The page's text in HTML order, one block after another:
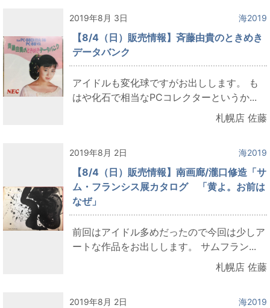
2019年8月 3日 海2019
【8/4（日）販売情報】斉藤由貴のときめき
データバンク
アイドルも変化球ですがお出しします。 も
はや化石で相当なPCコレクターというか...
札幌店 佐藤
2019年8月 2日 海2019
【8/4（日）販売情報】南画廊/瀧口修造「サ
ム・フランシス展カタログ 「黄よ。お前は
なぜ」
前回はアイドル多めだったので今回は少しア
ートな作品をお出しします。 サムフラン...
札幌店 佐藤
2019年8月 2日 海2019